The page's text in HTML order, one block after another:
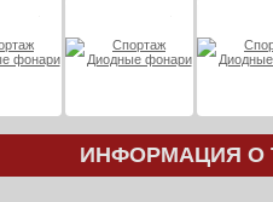
ИНФОРМАЦИЯ О